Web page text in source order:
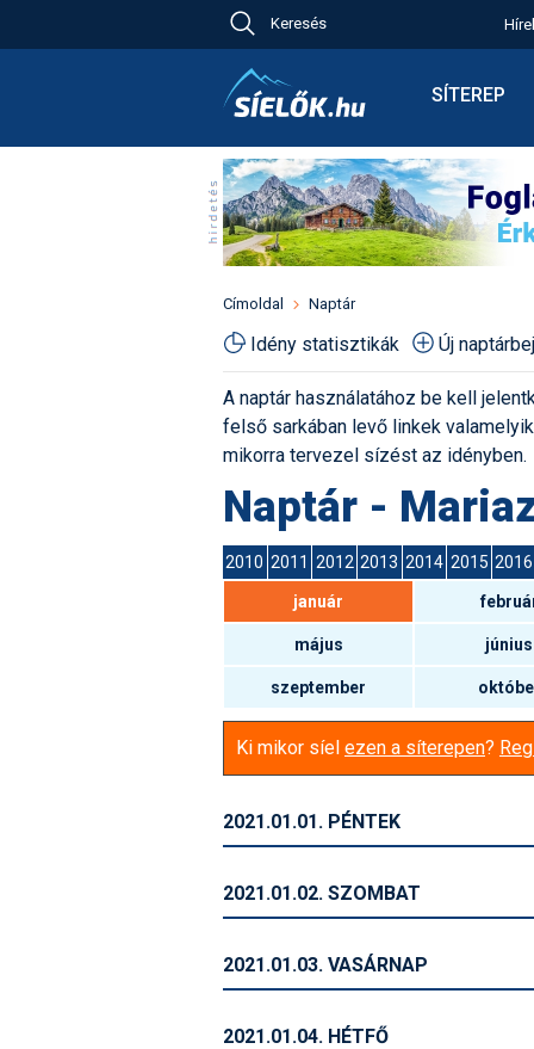
Keresés
SÍTEREP
Síbérletárak
Toplista
Havazás
Fotók
Címoldal Naptár
Idény statisztikák Új
A naptár használatához be kell
felső sarkában levő linkek
mikorra tervezel sízést az idényben.
Naptár -
2010 2011 2012 2013 2014 2015 2016
január
május június
szeptember
Ki mikor síel ezen a síterepen?
2021.01.01. PÉNTEK
2021.01.02. SZOMBAT
2021.01.03. VASÁRNAP
2021.01.04. HÉTFŐ